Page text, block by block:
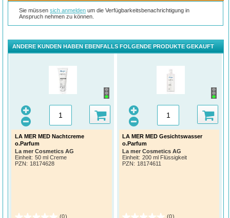
Sie müssensich anmelden um die Verfügbarkeitsbenachrichtigung in
Anspruch nehmen zu können.
ANDERE KUNDEN HABEN EBENFALLS FOLGENDE PRODUKTE GEKAUFT
LA MER MED Nachtcreme
o.Parfum
La mer Cosmetics AG
Einheit: 50 ml Creme
PZN : 18174628
LA MER MED Gesichtswasser
o.Parfum
La mer Cosmetics AG
Einheit: 200 ml Flüssigkeit
PZN : 18174611